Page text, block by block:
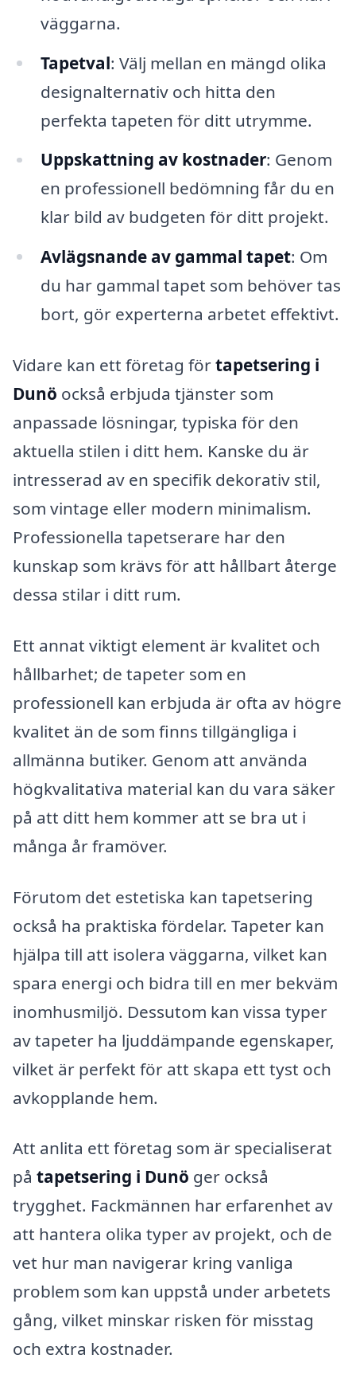
väggarna.
Tapetval: Välj mellan en mängd olika
designalternativ och hitta den
perfekta tapeten för ditt utrymme.
Uppskattning av kostnader: Genom
en professionell bedömning får du en
klar bild av budgeten för ditt projekt.
Avlägsnande av gammal tapet: Om
du har gammal tapet som behöver tas
bort, gör experterna arbetet effektivt.
Vidare kan ett företag förtapetsering i
Dunö också erbjuda tjänster som
anpassade lösningar, typiska för den
aktuella stilen i ditt hem. Kanske du är
intresserad av en specifik dekorativ stil,
som vintage eller modern minimalism.
Professionella tapetserare har den
kunskap som krävs för att hållbart återge
dessa stilar i ditt rum.
Ett annat viktigt element är kvalitet och
hållbarhet; de tapeter som en
professionell kan erbjuda är ofta av högre
kvalitet än de som finns tillgängliga i
allmänna butiker. Genom att använda
högkvalitativa material kan du vara säker
på att ditt hem kommer att se bra ut i
många år framöver.
Förutom det estetiska kan tapetsering
också ha praktiska fördelar. Tapeter kan
hjälpa till att isolera väggarna, vilket kan
spara energi och bidra till en mer bekväm
inomhusmiljö. Dessutom kan vissa typer
av tapeter ha ljuddämpande egenskaper,
vilket är perfekt för att skapa ett tyst och
avkopplande hem.
Att anlita ett företag som är specialiserat
på tapetsering i Dunö ger också
trygghet. Fackmännen har erfarenhet av
att hantera olika typer av projekt, och de
vet hur man navigerar kring vanliga
problem som kan uppstå under arbetets
gång, vilket minskar risken för misstag
och extra kostnader.